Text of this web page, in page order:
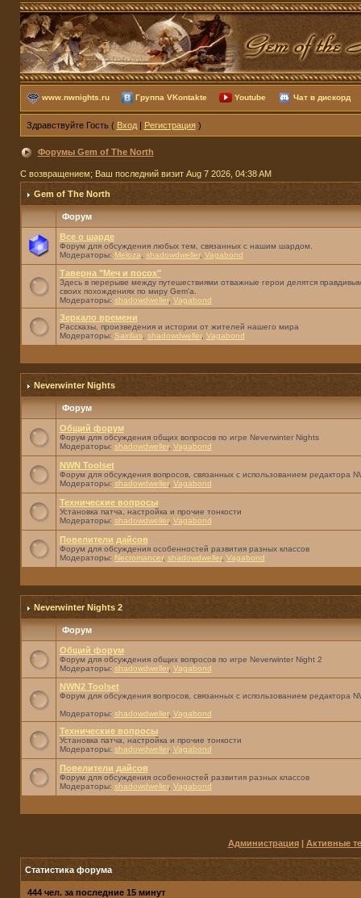
www.nwnights.ru Группа VKontakte Youtube Чат в дискорд
Здравствуйте Гость ( Вход| Регистрация)
Форумы Gem of The North
С возвращением; Ваш последний визит Aug 7 2026, 04:38 AM
Gem of The North
Форум
Все о шарде
Форум для обсуждения любых тем, связанных с нашим шардом.
Модераторы: Meloza shadowdweller, Vagabond
Таверна "Меч и посох"
Здесь в перерыве между путешествиями отважные герои делятся
своих похождениях по миру Gem'а.
Модераторы: shadowdweller, Vagabond
Зеркало времени
Рассказы, произведения и истории от жителей нашего мира
Модераторы: Sairilias, shadowdweller, Vagabond
Neverwinter Nights
Форум
Общий форум
Форум для обсуждения общих вопросов по игре Neverwinter Nights
Модераторы: shadowdweller, Vagabond
NWN Toolset
Форум для обсуждения вопросов, связанных с использованием редактора
Модераторы: shadowdweller, Vagabond
Технические вопросы
Установка патча, настройка и прочие тонкости
Модераторы: shadowdweller, Vagabond
Повелители дайсов
Форум для обсуждения особенностей развития разных классов
Модераторы: Necromancer, shadowdweller, Vagabond
Neverwinter Nights 2
Форум
Общий форум
Форум для обсуждения общих вопросов по игре Neverwinter Night 2
Модераторы: shadowdweller, Vagabond
NWN2 Toolset
Форум для обсуждения вопросов, связанных с использованием редактора
Модераторы: shadowdweller, Vagabond
Технические вопросы
Установка патча, настройка и прочие тонкости
Модераторы: shadowdweller, Vagabond
Повелители дайсов
Форум для обсуждения особенностей развития разных классов
Модераторы: shadowdweller, Vagabond
Администрация| Активные
Статистика форума
444 чел. за последние 15 минут